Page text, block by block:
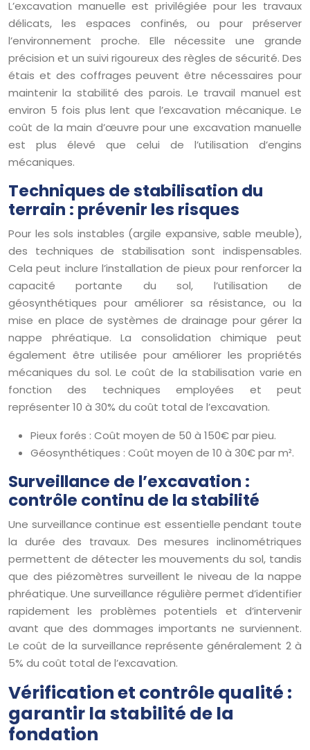
L’excavation manuelle est privilégiée pour les travaux
délicats, les espaces confinés, ou pour préserver
l’environnement proche. Elle nécessite une grande
précision et un suivi rigoureux des règles de sécurité. Des
étais et des coffrages peuvent être nécessaires pour
maintenir la stabilité des parois. Le travail manuel est
environ 5 fois plus lent que l’excavation mécanique. Le
coût de la main d’œuvre pour une excavation manuelle
est plus élevé que celui de l’utilisation d’engins
mécaniques.
Techniques de stabilisation du
terrain : prévenir les risques
Pour les sols instables (argile expansive, sable meuble),
des techniques de stabilisation sont indispensables.
Cela peut inclure l’installation de pieux pour renforcer la
capacité portante du sol, l’utilisation de
géosynthétiques pour améliorer sa résistance, ou la
mise en place de systèmes de drainage pour gérer la
nappe phréatique. La consolidation chimique peut
également être utilisée pour améliorer les propriétés
mécaniques du sol. Le coût de la stabilisation varie en
fonction des techniques employées et peut
représenter 10 à 30% du coût total de l’excavation.
Pieux forés : Coût moyen de 50 à 150€ par pieu.
Géosynthétiques : Coût moyen de 10 à 30€ par m².
Surveillance de l’excavation :
contrôle continu de la stabilité
Une surveillance continue est essentielle pendant toute
la durée des travaux. Des mesures inclinométriques
permettent de détecter les mouvements du sol, tandis
que des piézomètres surveillent le niveau de la nappe
phréatique. Une surveillance régulière permet d’identifier
rapidement les problèmes potentiels et d’intervenir
avant que des dommages importants ne surviennent.
Le coût de la surveillance représente généralement 2 à
5% du coût total de l’excavation.
Vérification et contrôle qualité :
garantir la stabilité de la
fondation